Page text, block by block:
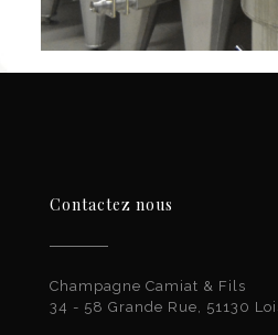
Contactez nous
Champagne Camiat & Fils
34 - 58 Grande Rue, 51130